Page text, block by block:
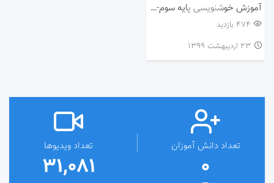
آموزش خوشنویسی پایه سوم-درس نهم(بوی نرگس)
474 بازدید
۲۳ اردیبهشت ۱۳۹۹
تعداد دانش آموزان
0
تعداد ویدیوها
31,081